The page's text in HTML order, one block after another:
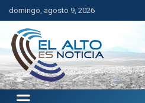
Saltar
al
contenido
domingo, agosto 9, 2026
El Alto es Noticia
Últimas noticias de El Alto, Bolivia